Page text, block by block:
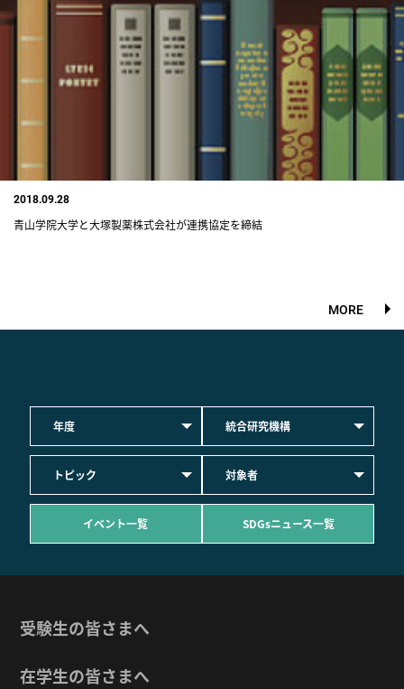
2018.09.28
青山学院大学と大塚製薬株式会社が連携協定を締結
MORE
年度 統合研究機構
トピック 対象者
イベント一覧 SDGsニュース一覧
受験生の皆さまへ
在学生の皆さまへ